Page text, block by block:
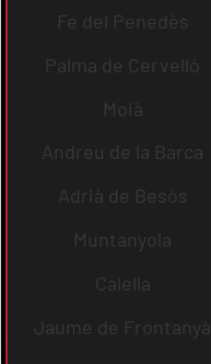
Fe del Penedès
Palma de Cervelló
Moià
Andreu de la Barca
Adrià de Besòs
Muntanyola
Calella
Jaume de Frontanyà